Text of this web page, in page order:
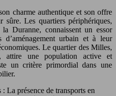
charme authentique et son offre
sûre. Les quartiers périphériques,
Duranne, connaissent un essor
urbain et à leur
Le quartier des Milles,
attire une population active et
un critère primordial dans une
La présence de transports en